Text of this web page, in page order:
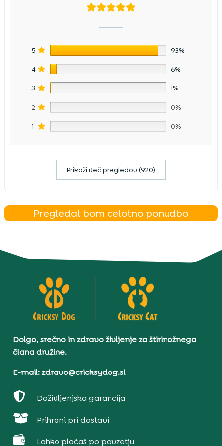
5 93%
4 6%
3 1%
2 0%
1 0%
Prikaži več pregledov (920)
Pregledal bom celotno ponudbo
Dolgo, srečno in zdravo življenje za štirinožnega
člana družine.
E-mail: zdravo@cricksydog.si
 Doživljenjska garancija
 Prihrani pri dostavi
 Lahko plačaš po povzetju